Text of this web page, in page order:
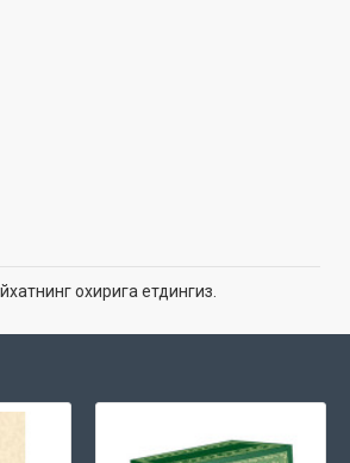
охирига етдингиз.